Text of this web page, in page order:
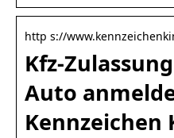
http s://
Kfz-
Auto
Kennzeichen